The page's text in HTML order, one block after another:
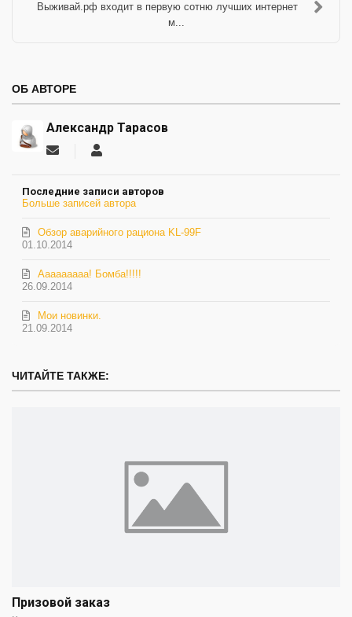
Выживай.рф входит в первую сотню лучших интернет
м...
ОБ АВТОРЕ
Александр Тарасов
Подписаться
автора
Последние записи авторов
Больше записей автора
01.10.2014
Обзор аварийного рациона KL-99F
26.09.2014
Ааааааааа! Бомба!!!!!
21.09.2014
Мои новинки.
ЧИТАЙТЕ ТАКЖЕ:
Призовой заказ